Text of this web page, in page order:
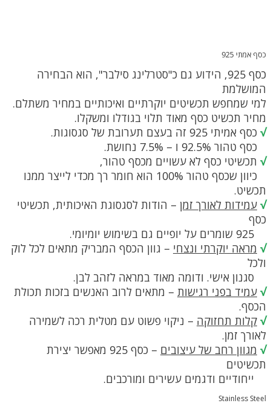
כסף אמתי 925
כסף 925, הידוע גם כ"סטרלינג סילבר", הוא הבחירה
המושלמת
למי שמחפש תכשיטים יוקרתיים ואיכותיים במחיר משתלם.
מחיר תכשיט כסף מאוד תלוי בגודלו ומשקלו.
√ כסף אמיתי 925 זה בעצם תערובת של סגסוגות.
כסף טהור 92.5% ו – 7.5% נחושת.
√ תכשיטי כסף לא עשויים מכסף טהור,
כיוון שכסף טהור 100% הוא חומר רך מכדי לייצר ממנו
תכשיט.
√ עמידות לאורך זמן – הודות לסגסוגת האיכותית, תכשיטי
כסף
√ מראה יוקרתי ונצחי – גוון הכסף המבריק מתאים לכל לוק
ולכל
סגנון אישי. ודומה מאוד במראה לזהב לבן.
√ עמיד בפני רגישות – מתאים לרוב האנשים בזכות תכולת
הכסף.
√ קלות תחזוקה – ניקוי פשוט עם מטלית רכה לשמירה
לאורך זמן.
√ מגוון רחב של עיצובים
– כסף 925 מאפשר יצירת
תכשיטים
ייחודיים ודגמים עשירים ומורכבים.
Stainless Steel